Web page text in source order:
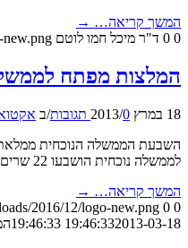
המשך קריאה… →
0
0 ד"ר מיכל חמו לוטם
המלצות מפתח
18 במרץ 2013 /0 תגובות /ב
השבעת הממשלה הנוכחית ממלאת
לממשלה נוכחית הושבעו 22 שרים, תשעה מתוכם חברי כנסת ושרים חדשים. אתגר כפול – לא הספיקו ללמוד איך עובדת הכנסת, והם גם צריכים ללמוד איך עובדת […]
המשך קריאה… →
2016/12/logo-new.png 0 0
19:46:332013-03-18 19:46:33